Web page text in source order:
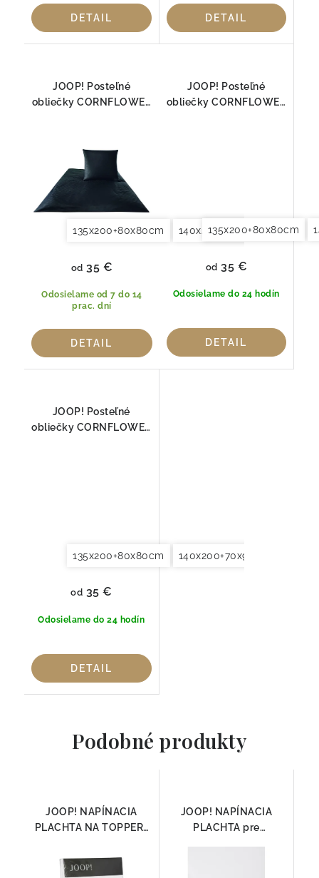
DETAIL DETAIL
JOOP! Posteľné
obliečky CORNFLOWER
135x200+80x80cm 140x200+70x90cm
Odosielame od 7 do 14
prac. dní
od 35 €
DETAIL
JOOP! Posteľné
obliečky CORNFLOWER
135x200+80x80cm
Odosielame do 24 hodín
od 35 €
DETAIL
JOOP! Posteľné
obliečky CORNFLOWER
135x200+80x80cm 140x200+70x90cm
Odosielame do 24 hodín
od 35 €
DETAIL
Podobné produkty
JOOP! NAPÍNACIA
PLACHTA NA TOPPER ,
JOOP! NAPÍNACIA
PLACHTA pre